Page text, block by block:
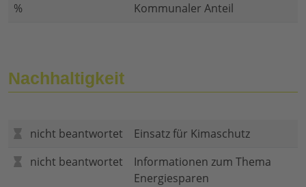
%
Kommunaler Anteil
Nachhaltigkeit
nicht beantwortet
Einsatz für Kimaschutz
nicht beantwortet
Informationen zum Thema
Energiesparen